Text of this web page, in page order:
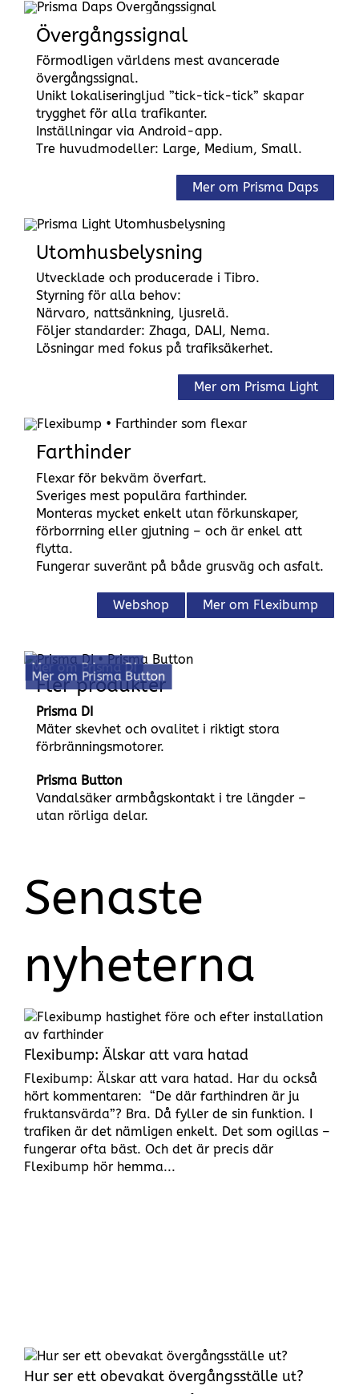
Övergångssignal
Förmodligen världens mest avancerade
övergångssignal.
Unikt lokaliseringljud ”tick-tick-tick” skapar
trygghet för alla trafikanter.
Inställningar via Android-app.
Tre huvudmodeller: Large, Medium, Small.
Mer om Prisma Daps
Utomhusbelysning
Utvecklade och producerade i Tibro.
Styrning för alla behov:
Närvaro, nattsänkning, ljusrelä.
Följer standarder: Zhaga, DALI, Nema.
Lösningar med fokus på trafiksäkerhet.
Mer om Prisma Light
Farthinder
Flexar för bekväm överfart.
Sveriges mest populära farthinder.
Monteras mycket enkelt utan förkunskaper,
förborrning eller gjutning – och är enkel att
flytta.
Fungerar suveränt på både grusväg och asfalt.
Webshop Mer om Flexibump
Mer om Prisma DI
Mer om Prisma Button
Fler produkter
Prisma DI
Mäter skevhet och ovalitet i riktigt stora
förbränningsmotorer.
Prisma Button
Vandalsäker armbågskontakt i tre längder –
utan rörliga delar.
Senaste
nyheterna
Flexibump: Älskar att vara hatad
Flexibump: Älskar att vara hatad. Har du också
hört kommentaren: “De där farthindren är ju
fruktansvärda”? Bra. Då fyller de sin funktion. I
trafiken är det nämligen enkelt. Det som ogillas –
fungerar ofta bäst. Och det är precis där
Flexibump hör hemma...
Hur ser ett obevakat övergångsställe ut?